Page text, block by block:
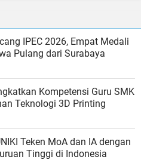
IPEC 2026, Empat Medali
Pulang dari Surabaya
Kompetensi Guru SMK
Teknologi 3D Printing
Teken MoA dan IA dengan
Tinggi di Indonesia